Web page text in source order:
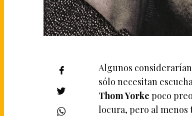
Algunos
sólo necesitan
Thom Yorke poco
locura, pero al menos